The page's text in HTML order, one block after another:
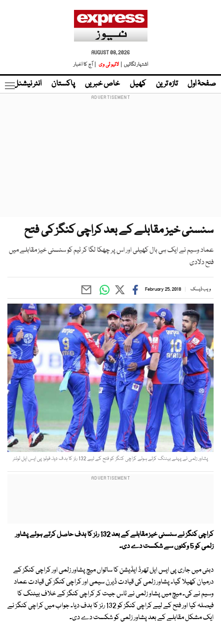
AUGUST 08, 2026
اشتہار لگائیں |
لائیو ٹی وی | آج کا اخبار
صفحۂ اول تازہ ترین کھیل خاص خبریں پاکستان انٹر نیشنل
سنسنی خیز مقابلے کے بعد کراچی کنگز کی فتح
عماد وسیم نے ایک ہی بال کھیلی اور اس پر چھکا لگا کر ٹیم کو سنسنی خیز مقابلے میں
فتح دلادی
ویب ڈیسک February 25, 2018
پشاور زلمی نے پہلے بیٹنگ کرتے ہوئے کراچی کنگز کو فتح کے لیے 132 رنز کا ہدف دیا۔ فوٹو: پی ایس ایل ٹوئٹر
کراچی کنگز نے سنسنی خیز مقابلے کے بعد
132 رنز کا ہدف حاصل کرتے ہوئے پشاور
زلمی کو 5 وکٹوں سے شکست دے دی۔
دبئی میں جاری پی ایس ایل تھرڈ ایڈیشن کا ساتواں میچ پشاور زلمی اور کراچی کنگز کے
درمیان کھیلا گیا۔ پشاور زلمی کی قیادت ڈیرن سیمی اور کراچی کنگز کی قیادت عماد
وسیم نے کی۔ میچ میں پشاو زلمی نے ٹاس جیت کر کراچی کنگز کے خلاف بیٹنگ کا
فیصلہ کیا اور فتح کے لیے کراچی کنگز کو 132 رنز کا ہدف دیا۔ جواب میں کراچی کنگز نے
ایک مشکل مقابلے کے بعد پشاور زلمی کو شکست دے دی۔